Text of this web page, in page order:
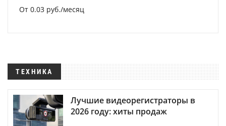
От 0.03 руб./месяц
ТЕХНИКА
Лучшие видеорегистраторы в
2026 году: хиты продаж